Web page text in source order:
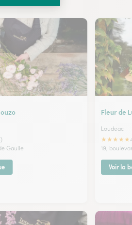
Gaulle
Fleur de
Loudeac
★★★★★
19,
Voir la